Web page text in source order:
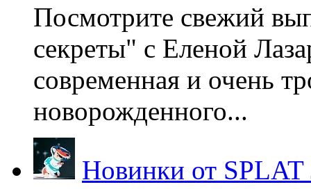
Посмотрите свежий
секреты" с Еленой
современная и очень
новорожденного...
Новинки от